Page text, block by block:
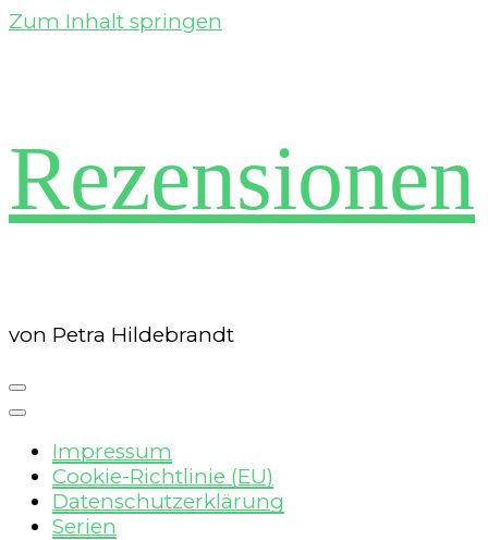
Zum Inhalt springen
Rezensionen
von Petra Hildebrandt
Impressum
Cookie-Richtlinie (EU)
Datenschutzerklärung
Serien